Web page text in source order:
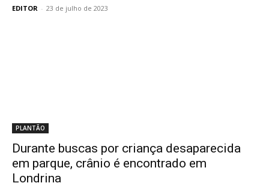
EDITOR - 23 de julho de 2023
PLANTÃO
Durante buscas por criança desaparecida
em parque, crânio é encontrado em
Londrina